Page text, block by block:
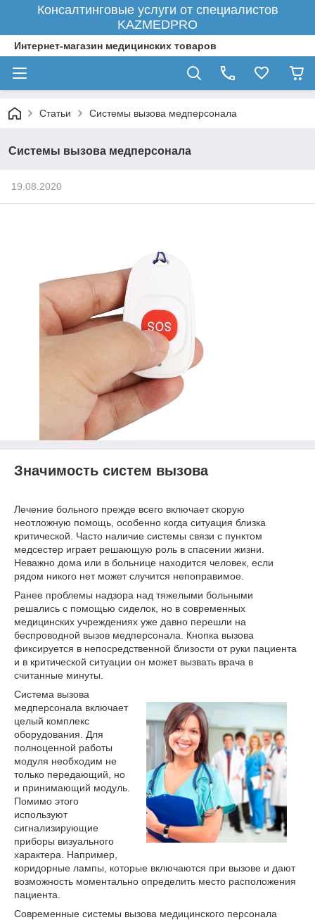
Консалтинговые услуги от специалистов
KAZMEDPRO
Интернет-магазин медицинских товаров
Статьи Системы вызова медперсонала
Системы вызова медперсонала
19.08.2020
Значимость систем вызова
Лечение больного прежде всего включает скорую
неотложную помощь, особенно когда ситуация близка
критической. Часто наличие системы связи с пунктом
медсестер играет решающую роль в спасении жизни.
Неважно дома или в больнице находится человек, если
рядом никого нет может случится непоправимое.
Ранее проблемы надзора над тяжелыми больными
решались с помощью сиделок, но в современных
медицинских учреждениях уже давно перешли на
беспроводной вызов медперсонала. Кнопка вызова
фиксируется в непосредственной близости от руки пациента
и в критической ситуации он может вызвать врача в
считанные минуты.
Система вызова
медперсонала включает
целый комплекс
оборудования. Для
полноценной работы
модуля необходим не
только передающий, но
и принимающий модуль.
Помимо этого
используют
сигнализирующие
приборы визуального
характера. Например,
коридорные лампы, которые включаются при вызове и дают
возможность моментально определить место расположения
пациента.
Современные системы вызова медицинского персонала